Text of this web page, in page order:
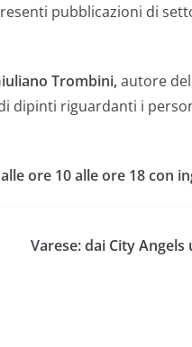
pubblicazioni di
Trombini,autore
dipinti riguardanti i
ore 10 alle ore 18 con
Varese: dai City